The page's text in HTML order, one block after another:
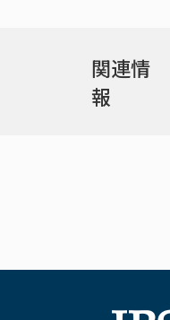
関連情
報